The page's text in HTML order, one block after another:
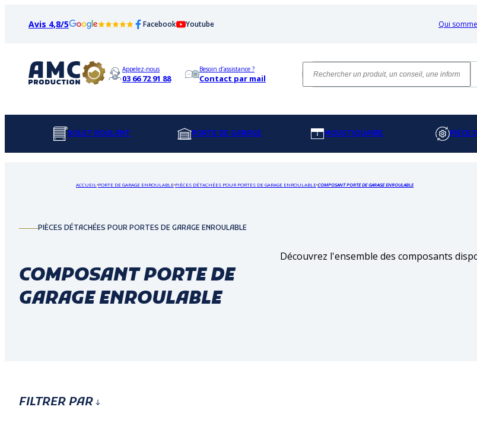
Avis 4,8/5 Facebook Youtube Qui
Appelez-nous
03 66 72 91 88
Besoin d’assistance ?
Contact par mail
VOLET ROULANT PORTE DE GARAGE MOUSTIQUAIRE PIÈCE
ACCUEIL PORTE DE GARAGE ENROULABLE PIÈCES DÉTACHÉES POUR PORTES DE GARAGE ENROULABLECOMPOSANT PORTE DE GARAGE ENROULABLE
PIÈCES DÉTACHÉES POUR PORTES DE GARAGE ENROULABLE
COMPOSANT PORTE DE
GARAGE ENROULABLE
Découvrez l'ensemble des composants
FILTRER PAR